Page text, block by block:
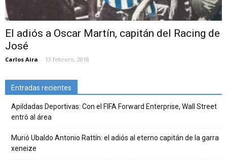
El adiós a Oscar Martín, capitán del Racing de
José
Carlos Aira - 13 febrero, 2018
Entradas recientes
Apildadas Deportivas: Con el FIFA Forward Enterprise, Wall Street
entró al área
Murió Ubaldo Antonio Rattín: el adiós al eterno capitán de la garra
xeneize